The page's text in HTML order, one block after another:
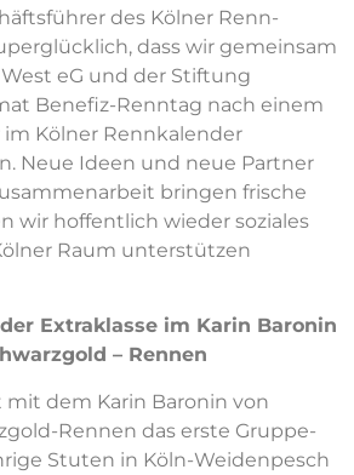
des Kölner Renn-
dass wir gemeinsam
eG und der Stiftung
Benefiz-Renntag nach einem
im Kölner Rennkalender
Neue Ideen und neue Partner
bringen frische
wir hoffentlich wieder soziales
Raum unterstützen
Extraklasse im Karin Baronin
– Rennen
dem Karin Baronin von
Rennen das erste Gruppe-
Stuten in Köln-Weidenpesch